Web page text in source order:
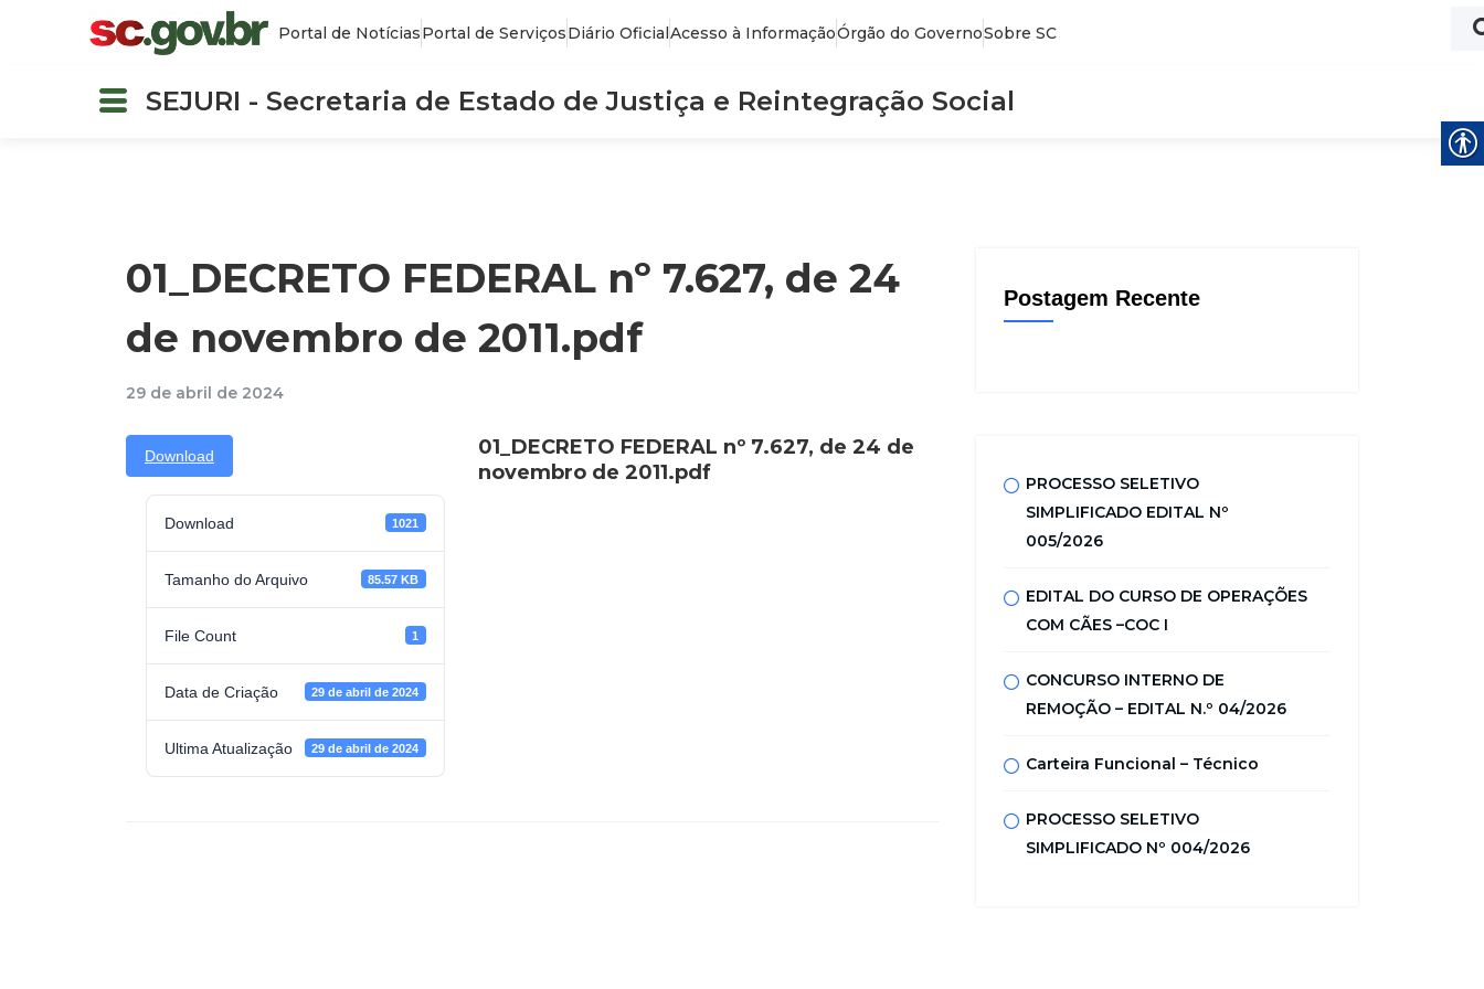
Portal de NotíciasPortal de ServiçosDiário OficialAcesso à InformaçãoÓrgão do GovernoSobre SC
SEJURI - Secretaria de Estado de Justiça e Reintegração Social
01_DECRETO FEDERAL nº 7.627, de 24
de novembro de 2011.pdf
29 de abril de 2024
Download
Download 1021
Tamanho do Arquivo 85.57 KB
File Count 1
Data de Criação 29 de abril de 2024
Ultima Atualização 29 de abril de 2024
01_DECRETO FEDERAL nº 7.627, de 24 de
novembro de 2011.pdf
Postagem Recente
PROCESSO SELETIVO
SIMPLIFICADO EDITAL Nº
005/2026
EDITAL DO CURSO DE OPERAÇÕES
COM CÃES –COC I
CONCURSO INTERNO DE
REMOÇÃO – EDITAL N.º 04/2026
Carteira Funcional – Técnico
PROCESSO SELETIVO
SIMPLIFICADO Nº 004/2026